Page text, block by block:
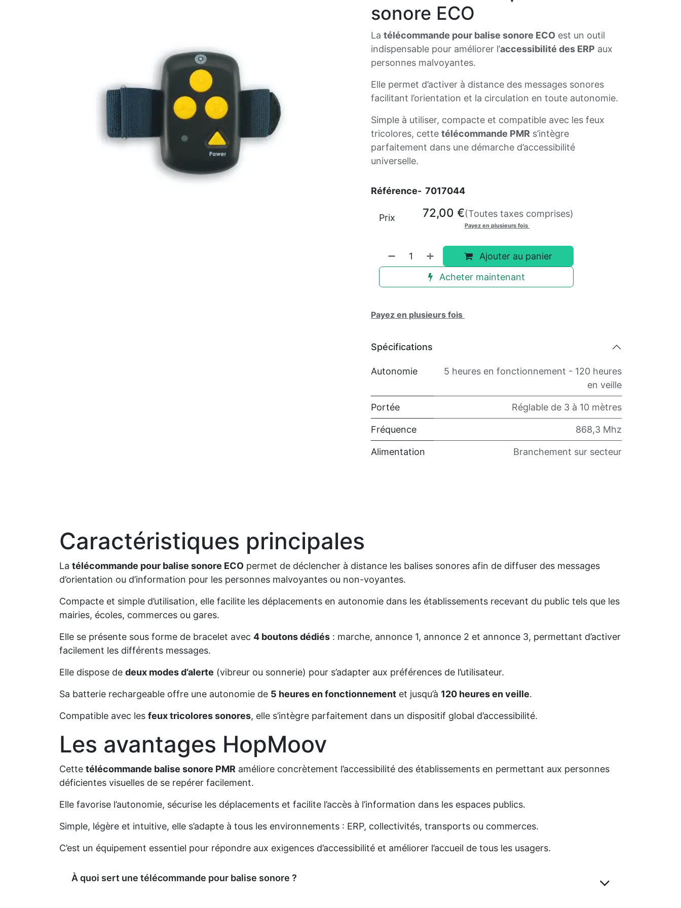
sonore ECO
La télécommande pour balise sonore ECO est un outil
indispensable pour améliorer l’accessibilité des ERP aux
personnes malvoyantes.
Elle permet d’activer à distance des messages sonores
facilitant l’orientation et la circulation en toute autonomie.
Simple à utiliser, compacte et compatible avec les feux
tricolores, cette télécommande PMR s’intègre
parfaitement dans une démarche d’accessibilité
universelle.
Référence- 7017044
Ajouter au panier
Acheter maintenant
Prix 72,00 €(Toutes taxes comprises)
Payez en plusieurs fois
Payez en plusieurs fois
Spécifications
Autonomie
5 heures en fonctionnement - 120 heures
en veille
Portée Réglable de 3 à 10 mètres
Fréquence 868,3 Mhz
Alimentation Branchement sur secteur
Caractéristiques principales
La télécommande pour balise sonore ECO permet de déclencher à distance les balises sonores afin de diffuser des messages
d’orientation ou d’information pour les personnes malvoyantes ou non-voyantes.
Compacte et simple d’utilisation, elle facilite les déplacements en autonomie dans les établissements recevant du public tels que les
mairies, écoles, commerces ou gares.
Elle se présente sous forme de bracelet avec 4 boutons dédiés : marche, annonce 1, annonce 2 et annonce 3, permettant d’activer
facilement les différents messages.
Elle dispose de deux modes d’alerte (vibreur ou sonnerie) pour s’adapter aux préférences de l’utilisateur.
Sa batterie rechargeable offre une autonomie de 5 heures en fonctionnement et jusqu’à 120 heures en veille.
Compatible avec les feux tricolores sonores, elle s’intègre parfaitement dans un dispositif global d’accessibilité.
Les avantages HopMoov
Cette télécommande balise sonore PMR améliore concrètement l’accessibilité des établissements en permettant aux personnes
déficientes visuelles de se repérer facilement.
Elle favorise l’autonomie, sécurise les déplacements et facilite l’accès à l’information dans les espaces publics.
Simple, légère et intuitive, elle s’adapte à tous les environnements : ERP, collectivités, transports ou commerces.
C’est un équipement essentiel pour répondre aux exigences d’accessibilité et améliorer l’accueil de tous les usagers.
À quoi sert une télécommande pour balise sonore ?